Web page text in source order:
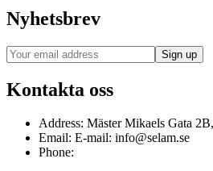
Nyhetsbrev
Kontakta oss
Address: Mäster Mikaels Gata
Email: E-mail: info@selam.se
Phone: